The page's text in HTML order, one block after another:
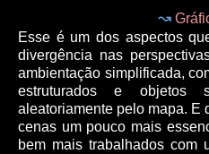
↝
Esse é um dos aspectos
divergência nas
ambientação simplificada,
estruturados e objetos
aleatoriamente pelo mapa. E
cenas um pouco mais
bem mais trabalhados com